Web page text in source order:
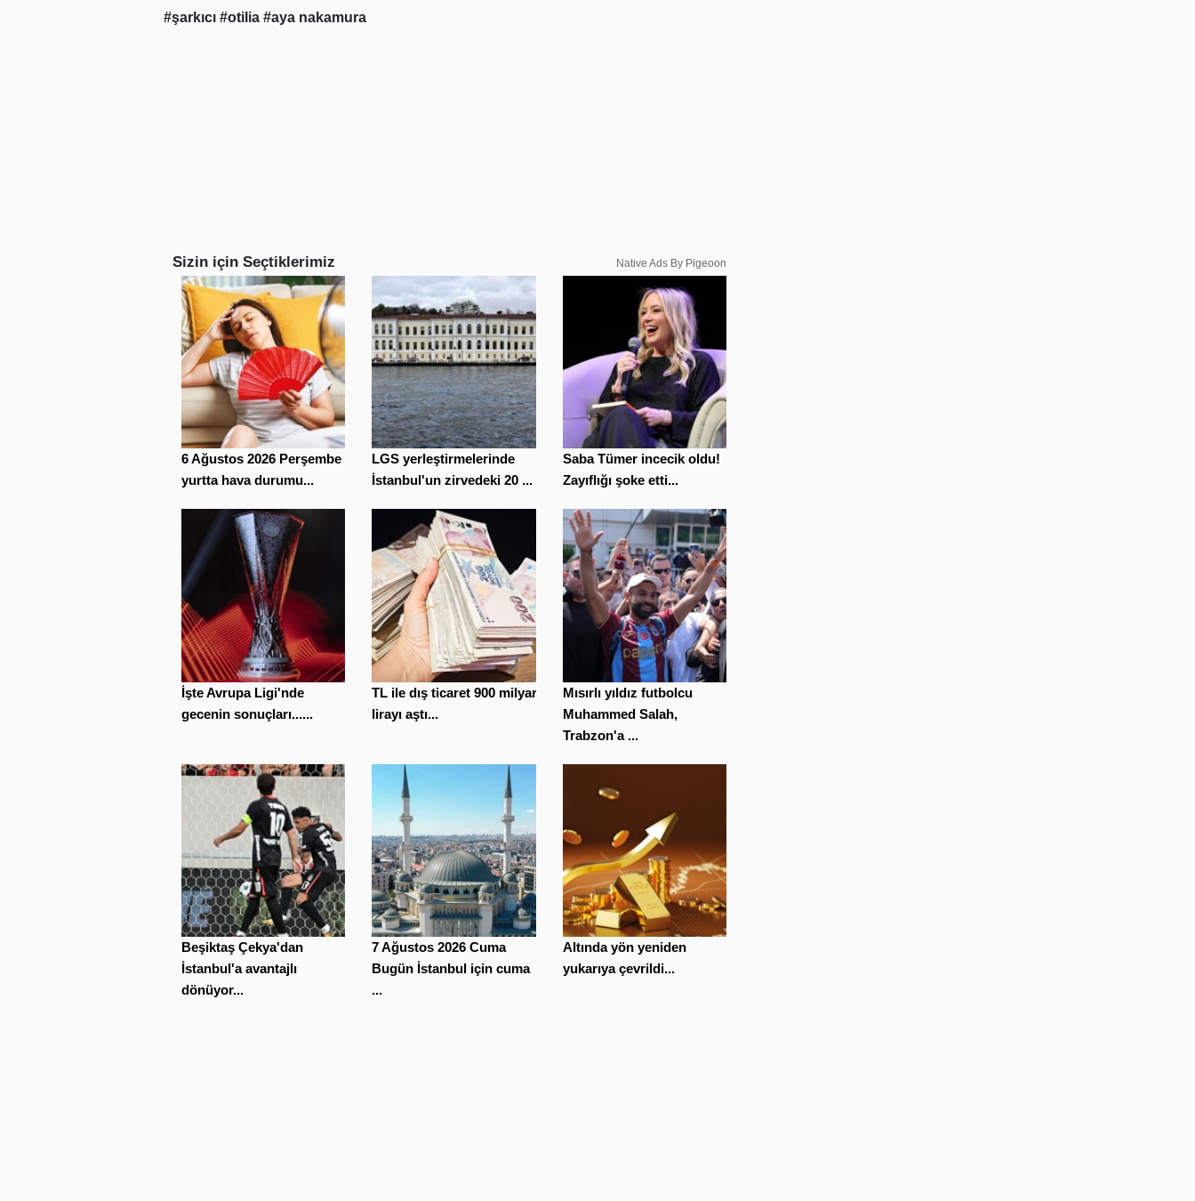
#şarkıcı #otilia #aya nakamura
Sizin için Seçtiklerimiz Native Ads By Pigeoon
6 Ağustos 2026 Perşembe
yurtta hava durumu...
LGS yerleştirmelerinde
İstanbul'un zirvedeki 20 ...
Saba Tümer incecik oldu!
Zayıflığı şoke etti...
İşte Avrupa Ligi'nde
gecenin sonuçları......
TL ile dış ticaret 900 milyar
lirayı aştı...
Mısırlı yıldız futbolcu
Muhammed Salah,
Trabzon'a ...
Beşiktaş Çekya'dan
İstanbul'a avantajlı
dönüyor...
7 Ağustos 2026 Cuma
Bugün İstanbul için cuma
...
Altında yön yeniden
yukarıya çevrildi...